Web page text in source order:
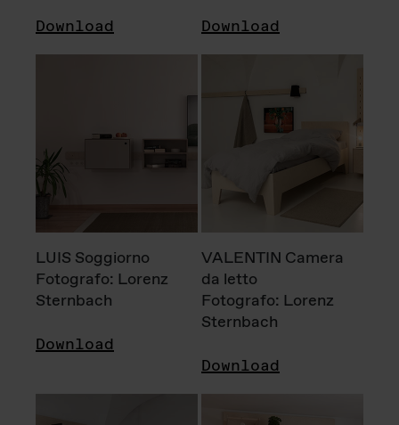
Download Download
LUIS Soggiorno
Fotografo: Lorenz
Sternbach
Download
VALENTIN Camera
da letto
Fotografo: Lorenz
Sternbach
Download